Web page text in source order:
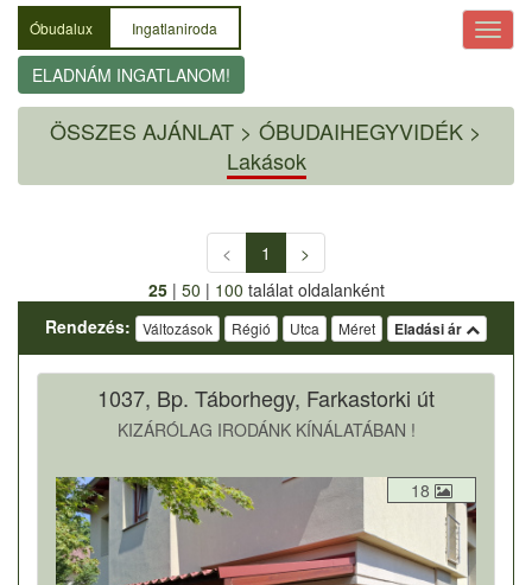
Óbudalux Ingatlaniroda
ELADNÁM INGATLANOM!
ÖSSZES AJÁNLAT > ÓBUDAIHEGYVIDÉK >
Lakások
< 1
>
25| 50 | 100 találat oldalanként
Rendezés:
Változások Régió Utca Méret Eladási ár
1037, Bp. Táborhegy, Farkastorki út
KIZÁRÓLAG IRODÁNK KÍNÁLATÁBAN !
18